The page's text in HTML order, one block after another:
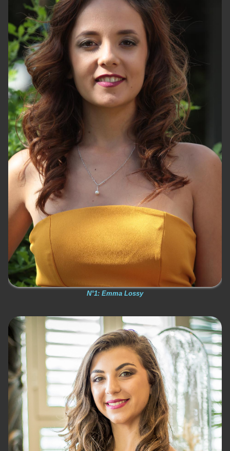
N°1: Emma Lossy